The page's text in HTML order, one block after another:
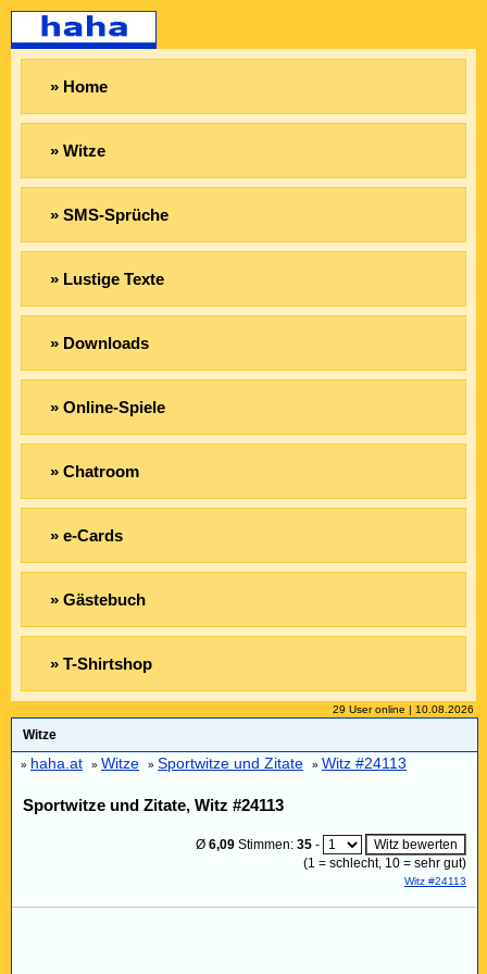
» Home
» Witze
» SMS-Sprüche
» Lustige Texte
» Downloads
» Online-Spiele
» Chatroom
» e-Cards
» Gästebuch
» T-Shirtshop
29 User online | 10.08.2026
Witze
» haha.at » Witze » Sportwitze und Zitate » Witz #24113
Sportwitze und Zitate, Witz #24113
Ø 6,09 Stimmen: 35 -
(1 = schlecht, 10 = sehr gut)
Witz #24113